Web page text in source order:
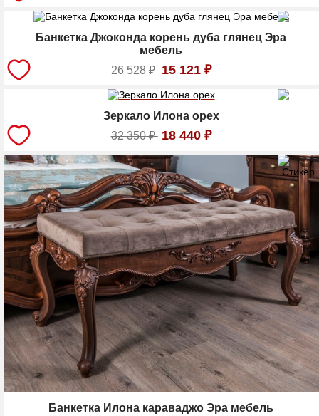
Банкетка Джоконда корень дуба глянец Эра
мебель
26 528₽ 15 121 ₽
Зеркало Илона орех
32 350₽ 18 440 ₽
Банкетка Илона караваджо Эра мебель